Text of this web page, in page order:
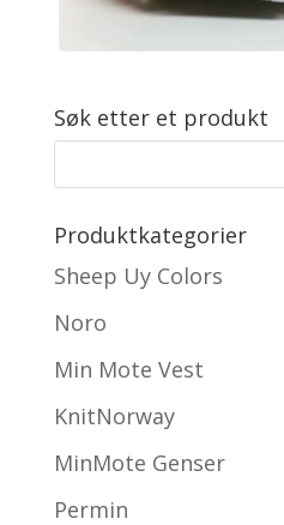
Søk etter et produkt
Produktkategorier
Sheep Uy Colors
Noro
Min Mote Vest
KnitNorway
MinMote Genser
Permin